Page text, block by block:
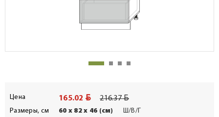
Цена 165.02 BYN 216.37BYN
Размеры, см 60 x 82 x 46 (см)
Ш/В/Г